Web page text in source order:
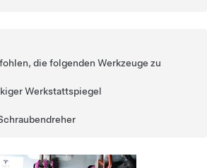
die folgenden Werkzeuge zu
Werkstattspiegel